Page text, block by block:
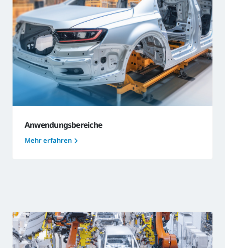
Anwendungsbereiche
Mehr erfahren